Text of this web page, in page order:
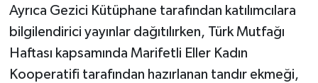
Ayrıca Gezici Kütüphane tarafından katılımcılara
bilgilendirici yayınlar dağıtılırken, Türk Mutfağı
Haftası kapsamında Marifetli Eller Kadın
Kooperatifi tarafından hazırlanan tandır ekmeği,